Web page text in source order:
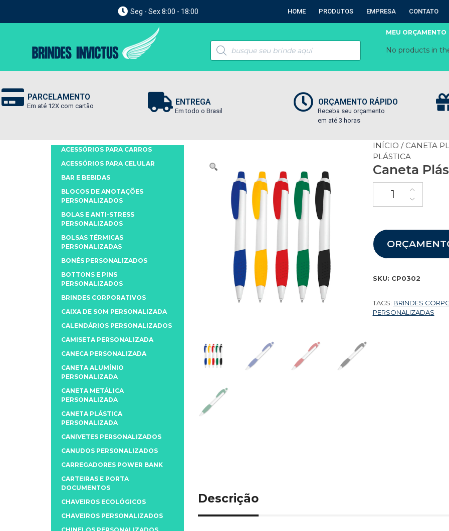
Seg - Sex 8:00 - 18:00 HOME PRODUTOS EMPRESA CONTATO
MEU ORÇAMENTO
No products in
PARCELAMENTO
Em até 12X com cartão ENTREGA
Em todo o Brasil
ORÇAMENTO RÁPIDO
Receba seu orçamento
em até 3 horas
INÍCIO / CANETA
PLÁSTICA
Caneta
SKU: CP0302
TAGS: BRINDES
PERSONALIZADAS
Descrição
ACESSÓRIOS PARA CARROS
ACESSÓRIOS PARA CELULAR
BAR E BEBIDAS
BLOCOS DE ANOTAÇÕES
PERSONALIZADOS
BOLAS E ANTI-STRESS
PERSONALIZADOS
BOLSAS TÉRMICAS
PERSONALIZADAS
BONÉS PERSONALIZADOS
BOTTONS E PINS
PERSONALIZADOS
BRINDES CORPORATIVOS
CAIXA DE SOM PERSONALIZADA
CALENDÁRIOS PERSONALIZADOS
CAMISETA PERSONALIZADA
CANECA PERSONALIZADA
CANETA ALUMÍNIO
PERSONALIZADA
CANETA METÁLICA
PERSONALIZADA
CANETA PLÁSTICA
PERSONALIZADA
CANIVETES PERSONALIZADOS
CANUDOS PERSONALIZADOS
CARREGADORES POWER BANK
CARTEIRAS E PORTA
DOCUMENTOS
CHAVEIROS ECOLÓGICOS
CHAVEIROS PERSONALIZADOS
CHINELOS PERSONALIZADOS